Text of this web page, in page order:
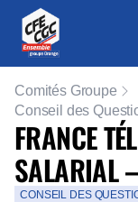
Comités Groupe
Conseil des
FRANCE
SALARIAL
CONSEIL DES